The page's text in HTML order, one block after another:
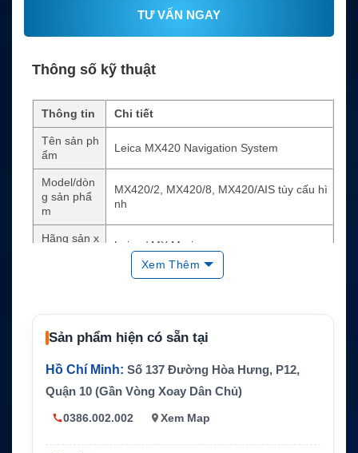
TƯ VẤN NGAY
Thông số kỹ thuật
Thông tin Chi tiết
Tên sản ph
ẩm
Leica MX420 Navigation System
Model/dòn
g sản phẩ
m
MX420/2, MX420/8, MX420/AIS tùy cấu hì
nh
Hãng sản x
Leica / MX Marine
chính
GPS/DGPS, NMEA 0183
Cổng giao
tiếp
MX420/2 có 2 cổng NMEA 0183; MX420/8
có 8 cổng NMEA 0183
ơng thích
Smart DGPS Antenna tùy cấu hình
Tính năng
GOTO, Mark, MOB, waypoint, route, tide p
Xem Thêm
Sản phẩm hiện có sẵn tại
Hồ Chí Minh: Số 137 Đường Hòa Hưng, P12,
Quận 10 (Gần Vòng Xoay Dân Chủ)
0386.002.002 Xem Map